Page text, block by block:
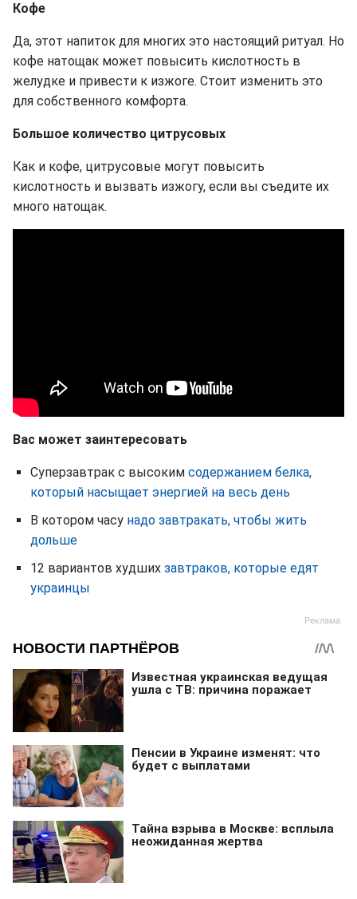
Кофе
Да, этот напиток для многих это настоящий ритуал. Но
кофе натощак может повысить кислотность в
желудке и привести к изжоге. Стоит изменить это
для собственного комфорта.
Большое количество цитрусовых
Как и кофе, цитрусовые могут повысить
кислотность и вызвать изжогу, если вы съедите их
много натощак.
Вас может заинтересовать
Суперзавтрак с высоким содержанием белка,
который насыщает энергией на весь день
В котором часу надо завтракать, чтобы жить
дольше
12 вариантов худших завтраков, которые едят
украинцы